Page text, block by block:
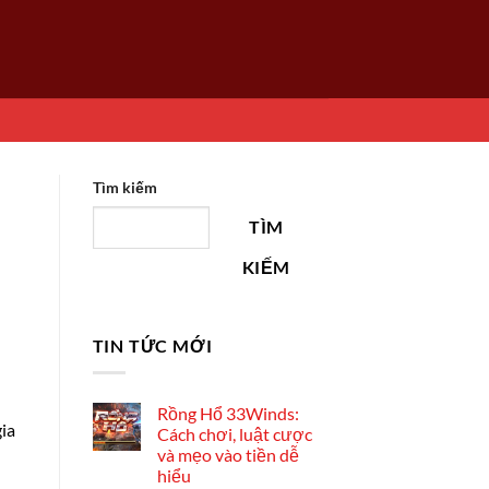
Tìm kiếm
TÌM
KIẾM
TIN TỨC MỚI
Rồng Hổ 33Winds:
Cách chơi, luật cược
và mẹo vào tiền dễ
hiểu